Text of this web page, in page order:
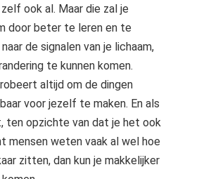
ook al. Maar die zal je
door beter te leren en te
de signalen van je lichaam,
te kunnen komen.
altijd om de dingen
voor jezelf te maken. En als
ten opzichte van dat je het ook
mensen weten vaak al wel hoe
zitten, dan kun je makkelijker